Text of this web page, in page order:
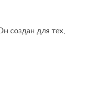
создан для тех,